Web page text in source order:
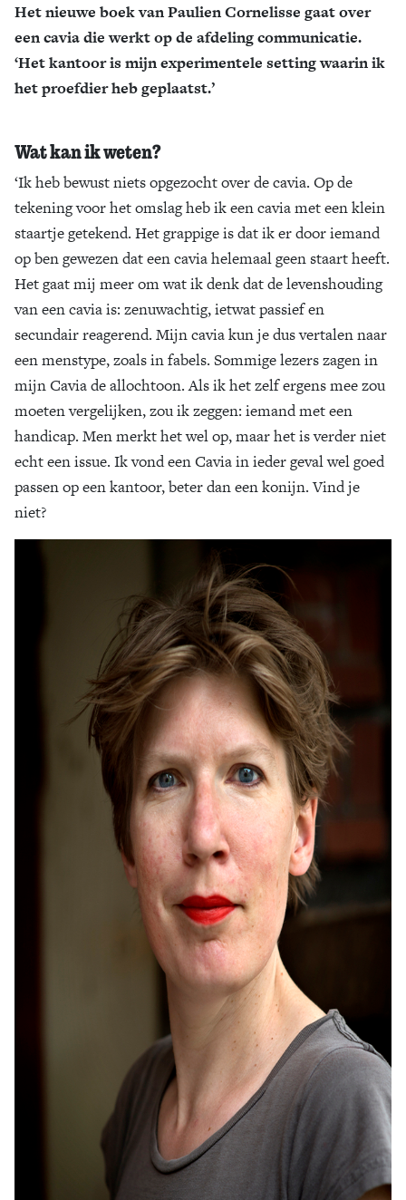
Het nieuwe boek van Paulien Cornelisse gaat over
een cavia die werkt op de afdeling communicatie.
‘Het kantoor is mijn experimentele setting waarin ik
het proefdier heb geplaatst.’
Wat kan ik weten?
‘Ik heb bewust niets opgezocht over de cavia. Op de
tekening voor het omslag heb ik een cavia met een klein
staartje getekend. Het grappige is dat ik er door iemand
op ben gewezen dat een cavia helemaal geen staart heeft.
Het gaat mij meer om wat ik denk dat de levenshouding
van een cavia is: zenuwachtig, ietwat passief en
secundair reagerend. Mijn cavia kun je dus vertalen naar
een menstype, zoals in fabels. Sommige lezers zagen in
mijn Cavia de allochtoon. Als ik het zelf ergens mee zou
moeten vergelijken, zou ik zeggen: iemand met een
handicap. Men merkt het wel op, maar het is verder niet
echt een issue. Ik vond een Cavia in ieder geval wel goed
passen op een kantoor, beter dan een konijn. Vind je
niet?